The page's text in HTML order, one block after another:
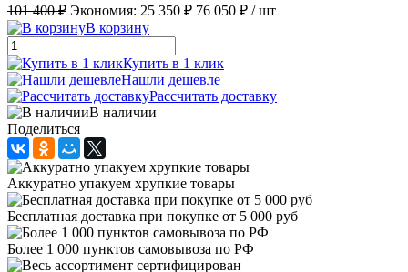
101 400 ₽ Экономия: 25 350 ₽ 76 050 ₽ / шт
В корзину
Купить в 1 клик
Нашли дешевле
Рассчитать доставку
В наличии
Поделиться
Аккуратно упакуем хрупкие товары
Бесплатная доставка при покупке от 5 000 руб
Более 1 000 пунктов самовывоза по РФ